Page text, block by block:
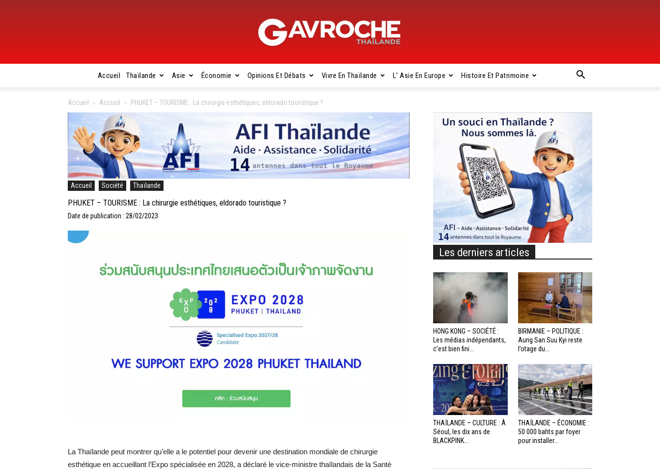
Gavroche
Thaïlande
Accueil Thaïlande Asie Économie Opinions Et Débats Vivre En Thaïlande L’ Asie En Europe Histoire Et Patrimoine
Accueil Accueil PHUKET – TOURISME : La chirurgie esthétiques, eldorado touristique ?
Accueil Société Thaïlande
PHUKET – TOURISME : La chirurgie esthétiques, eldorado touristique ?
Date de publication : 28/02/2023
La Thaïlande peut montrer qu’elle a le potentiel pour devenir une destination mondiale de chirurgie
esthétique en accueillant l’Expo spécialisée en 2028, a déclaré le vice-ministre thaïlandais de la Santé
Les derniers articles
HONG KONG – SOCIÉTÉ :
Les médias indépendants,
c’est bien fini...
BIRMANIE – POLITIQUE :
Aung San Suu Kyi reste
l’otage du...
THAÏLANDE – CULTURE : À
Séoul, les dix ans de
BLACKPINK...
THAÏLANDE – ÉCONOMIE :
50 000 bahts par foyer
pour installer...